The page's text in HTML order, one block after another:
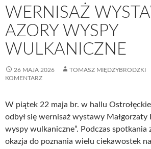
WERNISAŻ
AZORY WYSPY
WULKANICZNE
26 MAJA 2026 TOMASZ MIĘDZYBRODZKI
KOMENTARZ
W piątek 22 maja br. w hallu
odbył się wernisaż wystawy Małgorzaty
wyspy wulkaniczne”. Podczas spotkania
okazja do poznania wielu ciekawostek